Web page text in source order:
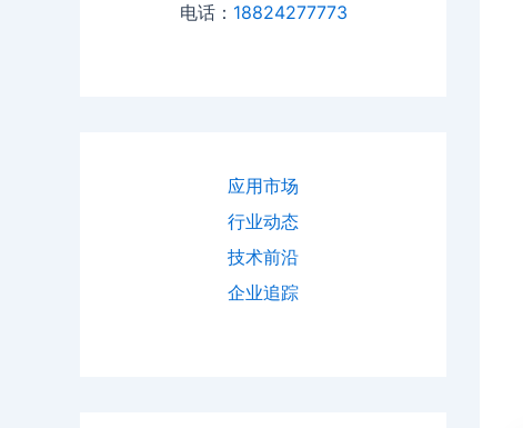
电话： 18824277773
应用市场
行业动态
技术前沿
企业追踪